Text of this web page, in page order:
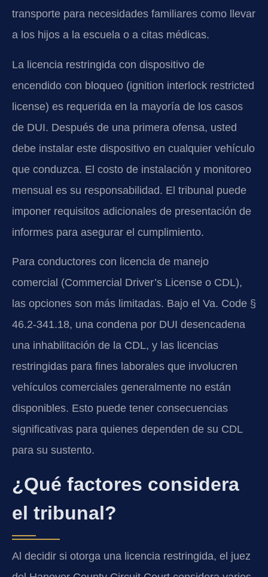
transporte para necesidades familiares como llevar
a los hijos a la escuela o a citas médicas.
La licencia restringida con dispositivo de
encendido con bloqueo (ignition interlock restricted
license) es requerida en la mayoría de los casos
de DUI. Después de una primera ofensa, usted
debe instalar este dispositivo en cualquier vehículo
que conduzca. El costo de instalación y monitoreo
mensual es su responsabilidad. El tribunal puede
imponer requisitos adicionales de presentación de
informes para asegurar el cumplimiento.
Para conductores con licencia de manejo
comercial (Commercial Driver’s License o CDL),
las opciones son más limitadas. Bajo el Va. Code §
46.2-341.18, una condena por DUI desencadena
una inhabilitación de la CDL, y las licencias
restringidas para fines laborales que involucren
vehículos comerciales generalmente no están
disponibles. Esto puede tener consecuencias
significativas para quienes dependen de su CDL
para su sustento.
¿Qué factores considera
el tribunal?
Al decidir si otorga una licencia restringida, el juez